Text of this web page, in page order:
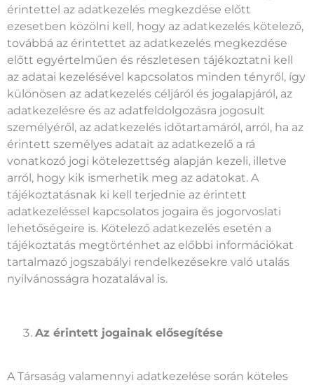
érintettel az adatkezelés megkezdése előtt
ezesetben közölni kell, hogy az adatkezelés kötelező,
továbbá az érintettet az adatkezelés megkezdése
előtt egyértelműen és részletesen tájékoztatni kell
az adatai kezelésével kapcsolatos minden tényről, így
különösen az adatkezelés céljáról és jogalapjáról, az
adatkezelésre és az adatfeldolgozásra jogosult
személyéről, az adatkezelés időtartamáról, arról, ha az
érintett személyes adatait az adatkezelő a rá
vonatkozó jogi kötelezettség alapján kezeli, illetve
arról, hogy kik ismerhetik meg az adatokat. A
tájékoztatásnak ki kell terjednie az érintett
adatkezeléssel kapcsolatos jogaira és jogorvoslati
lehetőségeire is. Kötelező adatkezelés esetén a
tájékoztatás megtörténhet az előbbi információkat
tartalmazó jogszabályi rendelkezésekre való utalás
nyilvánosságra hozatalával is.
Az érintett jogainak elősegítése
A Társaság valamennyi adatkezelése során köteles